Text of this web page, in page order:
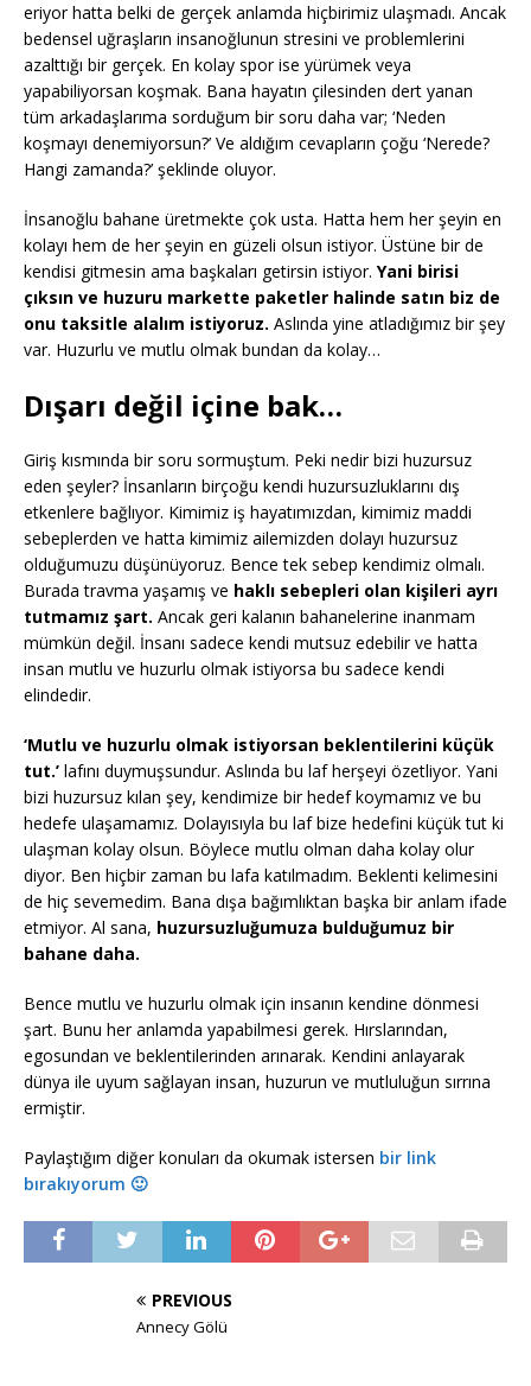
eriyor hatta belki de gerçek anlamda hiçbirimiz ulaşmadı. Ancak
bedensel uğraşların insanoğlunun stresini ve problemlerini
azalttığı bir gerçek. En kolay spor ise yürümek veya
yapabiliyorsan koşmak. Bana hayatın çilesinden dert yanan
tüm arkadaşlarıma sorduğum bir soru daha var; ‘Neden
koşmayı denemiyorsun?’ Ve aldığım cevapların çoğu ‘Nerede?
Hangi zamanda?’ şeklinde oluyor.
İnsanoğlu bahane üretmekte çok usta. Hatta hem her şeyin en
kolayı hem de her şeyin en güzeli olsun istiyor. Üstüne bir de
kendisi gitmesin ama başkaları getirsin istiyor. Yani birisi
çıksın ve huzuru markette paketler halinde satın biz de
onu taksitle alalım istiyoruz. Aslında yine atladığımız bir şey
var. Huzurlu ve mutlu olmak bundan da kolay…
Dışarı değil içine bak…
Giriş kısmında bir soru sormuştum. Peki nedir bizi huzursuz
eden şeyler? İnsanların birçoğu kendi huzursuzluklarını dış
etkenlere bağlıyor. Kimimiz iş hayatımızdan, kimimiz maddi
sebeplerden ve hatta kimimiz ailemizden dolayı huzursuz
olduğumuzu düşünüyoruz. Bence tek sebep kendimiz olmalı.
Burada travma yaşamış ve haklı sebepleri olan kişileri ayrı
tutmamız şart. Ancak geri kalanın bahanelerine inanmam
mümkün değil. İnsanı sadece kendi mutsuz edebilir ve hatta
insan mutlu ve huzurlu olmak istiyorsa bu sadece kendi
elindedir.
‘Mutlu ve huzurlu olmak istiyorsan beklentilerini küçük
tut.’ lafını duymuşsundur. Aslında bu laf herşeyi özetliyor. Yani
bizi huzursuz kılan şey, kendimize bir hedef koymamız ve bu
hedefe ulaşamamız. Dolayısıyla bu laf bize hedefini küçük tut ki
ulaşman kolay olsun. Böylece mutlu olman daha kolay olur
diyor. Ben hiçbir zaman bu lafa katılmadım. Beklenti kelimesini
de hiç sevemedim. Bana dışa bağımlıktan başka bir anlam ifade
etmiyor. Al sana, huzursuzluğumuza bulduğumuz bir
bahane daha.
Bence mutlu ve huzurlu olmak için insanın kendine dönmesi
şart. Bunu her anlamda yapabilmesi gerek. Hırslarından,
egosundan ve beklentilerinden arınarak. Kendini anlayarak
dünya ile uyum sağlayan insan, huzurun ve mutluluğun sırrına
ermiştir.
Paylaştığım diğer konuları da okumak istersen bir link
bırakıyorum 🙂
PREVIOUS
Annecy Gölü